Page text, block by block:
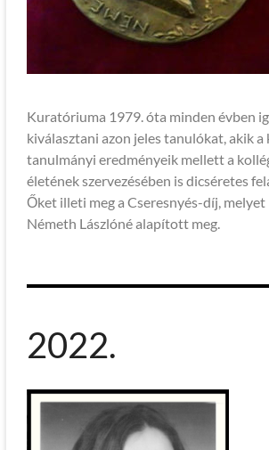
Kuratóriuma 1979. óta minden évben
kiválasztani azon jeles tanulókat, akik a
tanulmányi eredményeik mellett a
életének szervezésében is dicséretes
Őket illeti meg a Cseresnyés-díj,
Németh Lászlóné alapított meg.
2022.